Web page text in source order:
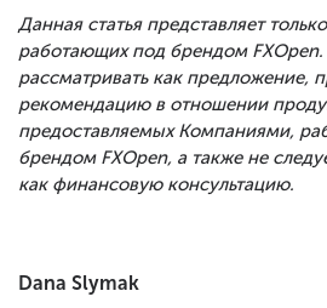
Данная статья представляет
работающих под брендом FXOpen.
рассматривать как предложение,
рекомендацию в отношении
предоставляемых Компаниями,
брендом FXOpen, а также не
как финансовую консультацию.
Dana Slymak